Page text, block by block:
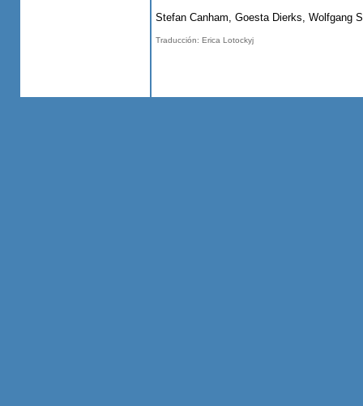
Stefan Canham, Goesta Dierks, Wolfgang
Traducción: Erica Lotockyj